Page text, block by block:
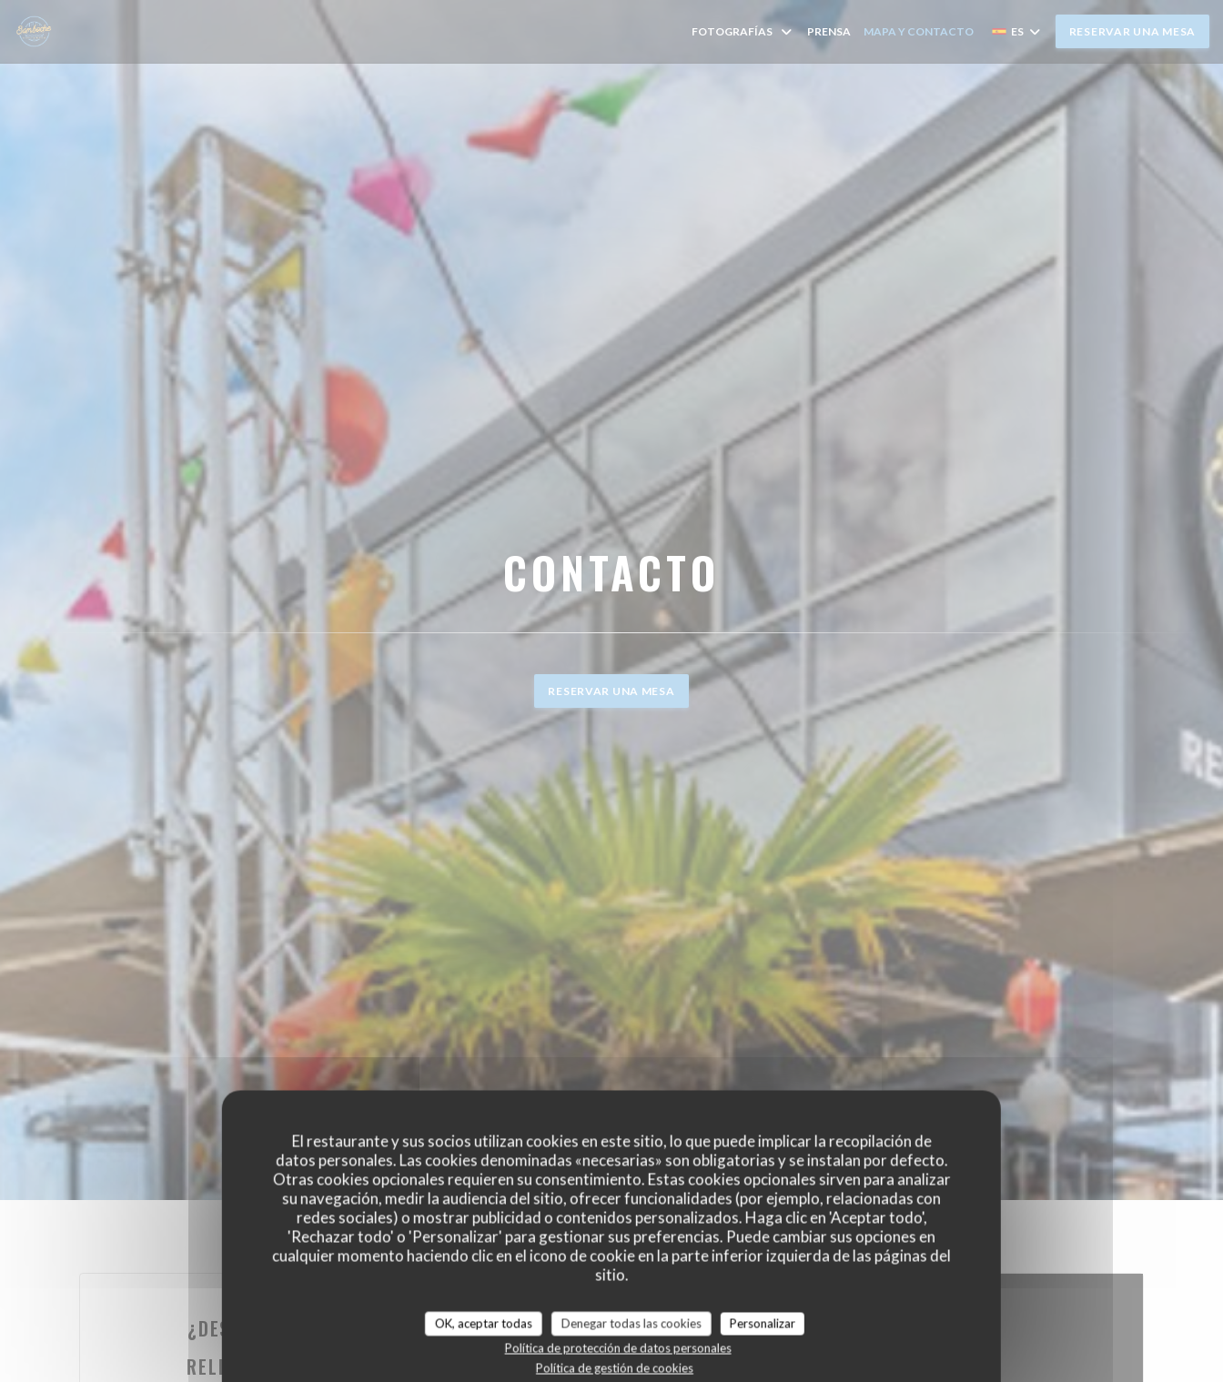
El restaurante y sus socios utilizan cookies en este sitio, lo que puede implicar la recopilación de
datos personales. Las cookies denominadas «necesarias» son obligatorias y se instalan por defecto.
Otras cookies opcionales requieren su consentimiento. Estas cookies opcionales sirven para analizar
su navegación, medir la audiencia del sitio, ofrecer funcionalidades (por ejemplo, relacionadas con
redes sociales) o mostrar publicidad o contenidos personalizados. Haga clic en 'Aceptar todo',
'Rechazar todo' o 'Personalizar' para gestionar sus preferencias. Puede cambiar sus opciones en
cualquier momento haciendo clic en el icono de cookie en la parte inferior izquierda de las páginas del
sitio.
OK, aceptar todas Denegar todas las cookies
Personalizar
Política de protección de datos personales
Política de gestión de cookies
FOTOGRAFÍAS PRENSA MAPA Y CONTACTO ES RESERVAR UNA MESA
CONTACTO
RESERVAR UNA MESA
¿DESEA PONERSE EN CONTACTO CON
RELLENE EL SIGUIENTE FORMULARIO.